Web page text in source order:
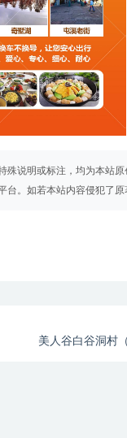
殊说明或标注，均为本站
台。如若本站内容侵犯了
美人谷白谷洞村